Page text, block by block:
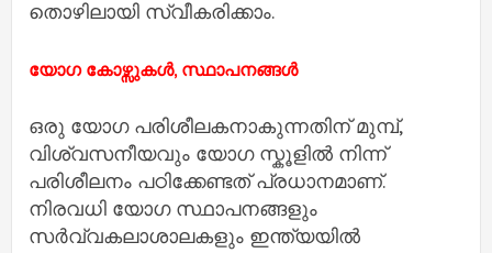
തൊഴിലായി സ്വീകരിക്കാം.
യോ​ഗ കോഴ്സുകൾ, സ്ഥാപനങ്ങൾ
ഒരു യോഗ പരിശീലകനാകുന്നതിന് മുമ്പ്,
വിശ്വസനീയവും യോഗ സ്കൂളിൽ നിന്ന്
പരിശീലനം പഠിക്കേണ്ടത് പ്രധാനമാണ്.
നിരവധി യോഗ സ്ഥാപനങ്ങളും
സർവ്വകലാശാലകളും ഇന്ത്യയിൽ